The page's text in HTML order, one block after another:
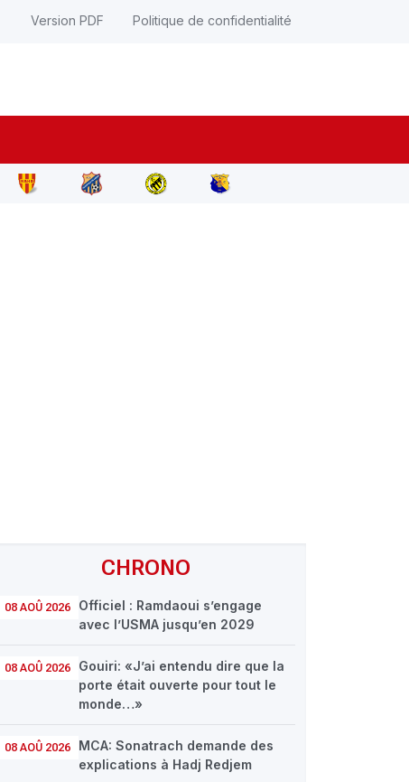
Version PDF Politique de confidentialité
CHRONO
08 AOÛ 2026
Officiel : Ramdaoui s’engage
avec l’USMA jusqu’en 2029
08 AOÛ 2026
Gouiri: «J’ai entendu dire que la
porte était ouverte pour tout le
monde…»
08 AOÛ 2026
MCA: Sonatrach demande des
explications à Hadj Redjem